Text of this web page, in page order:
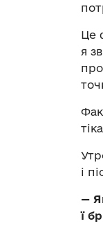
Це
я
і
—
ї